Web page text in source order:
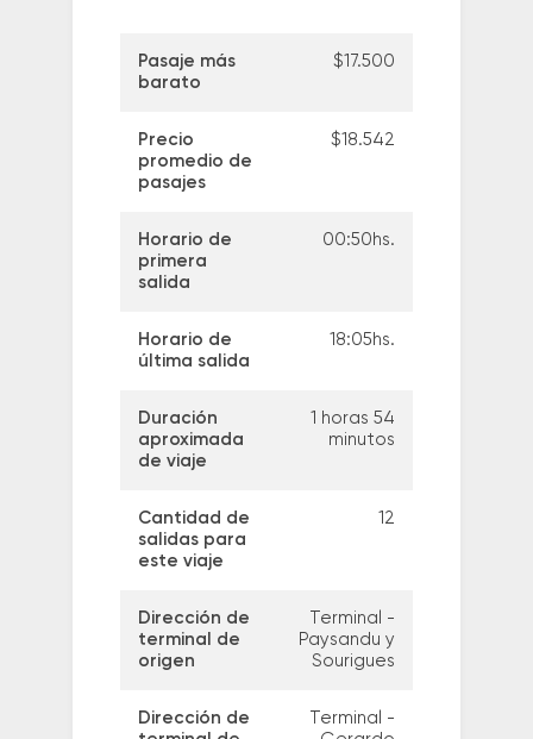
Pasaje más
barato
$17.500
Precio
promedio de
pasajes
$18.542
Horario de
primera
salida
00:50hs.
Horario de
última salida
18:05hs.
Duración
aproximada
de viaje
1 horas 54
minutos
Cantidad de
salidas para
este viaje
12
Dirección de
terminal de
origen
Terminal -
Paysandu y
Sourigues
Dirección de
Terminal -